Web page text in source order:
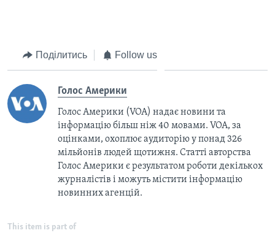
Поділитись Follow us
Голос Америки
Голос Америки (VOA) надає новини та
інформацію більш ніж 40 мовами. VOA, за
оцінками, охоплює аудиторію у понад 326
мільйонів людей щотижня. Статті авторства
Голос Америки є результатом роботи декількох
журналістів і можуть містити інформацію
новинних агенцій.
This item is part of